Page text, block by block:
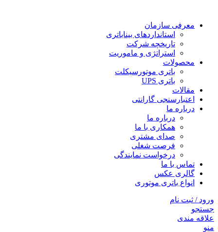
معرفی سازمان
استانداردهای بیناباتری
تاریخچه شرکت
استراتژی و ماموریت
محصولات
باتری موتورسیکلت
باتری UPS
مقالات
اعتبارسنجی گارانتی
درباره ما
درباره ما
همکاری با ما
صدای مشتری
فرصت شغلی
درخواست نمایندگی
تماس با ما
گالری عکس
انواع باتری موتوری
ورود / ثبت نام
جستجو
علاقه مندی
منو